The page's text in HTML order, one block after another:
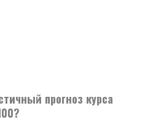
прогноз курса